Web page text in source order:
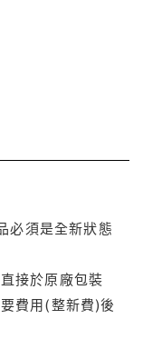
必須是全新狀態
接於原廠包裝
費用(整新費)後